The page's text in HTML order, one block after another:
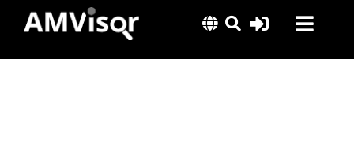
content
Lösungen